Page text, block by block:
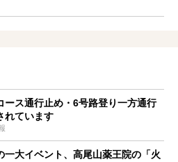
ース通行止め・6号路登り一方通行
れています
一大イベント、高尾山薬王院の「火